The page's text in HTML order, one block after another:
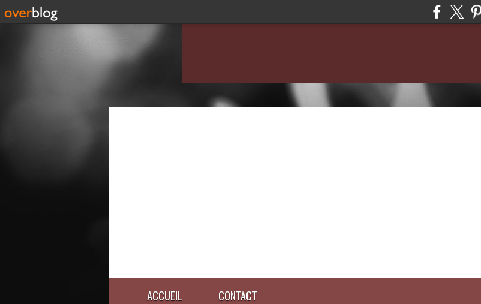
ACCUEIL CONTACT